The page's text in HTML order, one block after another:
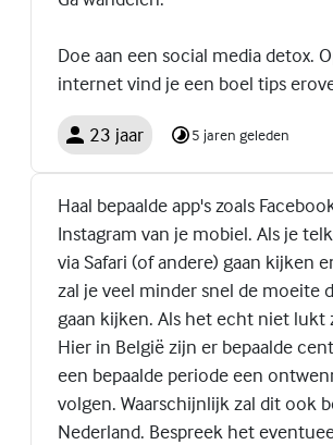
Doe aan een social media detox.
internet vind je een boel tips
23 jaar 5 jaren geleden
Haal bepaalde app's zoals
Instagram van je mobiel. Als je
via Safari (of andere) gaan kijken
zal je veel minder snel de moeite
gaan kijken. Als het echt niet lukt
Hier in België zijn er bepaalde
een bepaalde periode een
volgen. Waarschijnlijk zal dit ook
Nederland. Bespreek het